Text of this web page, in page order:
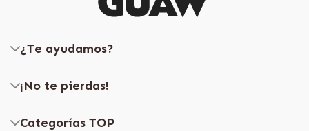
¿Te ayudamos?
¡No te pierdas!
Categorías TOP